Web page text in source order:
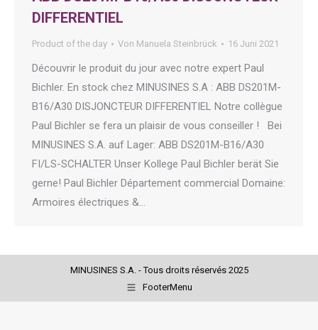
DIFFERENTIEL
Product of the day Von Manuela Steinbrück 16 Juni 2021
Découvrir le produit du jour avec notre expert Paul
Bichler. En stock chez MINUSINES S.A : ABB DS201M-
B16/A30 DISJONCTEUR DIFFERENTIEL Notre collègue
Paul Bichler se fera un plaisir de vous conseiller ! Bei
MINUSINES S.A. auf Lager: ABB DS201M-B16/A30
FI/LS-SCHALTER Unser Kollege Paul Bichler berät Sie
gerne! Paul Bichler Département commercial Domaine:
Armoires électriques &…
MINUSINES S.A. - Tous droits réservés 2025
FooterMenu